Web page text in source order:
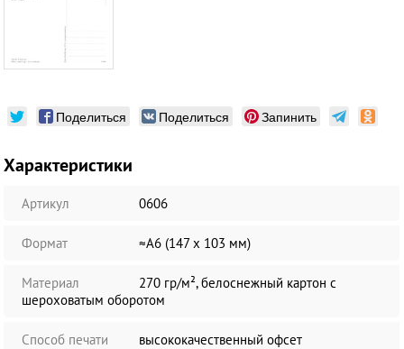
Поделиться Поделиться Запинить
Характеристики
Артикул 0606
Формат ≈А6 (147 х 103 мм)
Материал
270 гр/м², белоснежный картон с
шероховатым оборотом
Способ печати высококачественный офсет